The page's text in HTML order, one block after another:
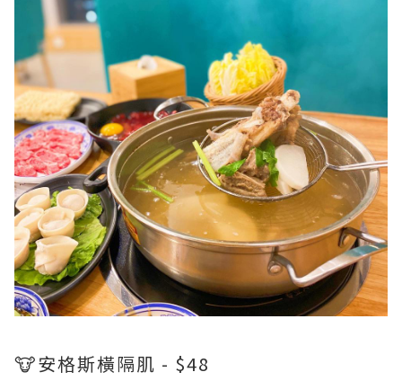
🐮安格斯橫隔肌 - $48